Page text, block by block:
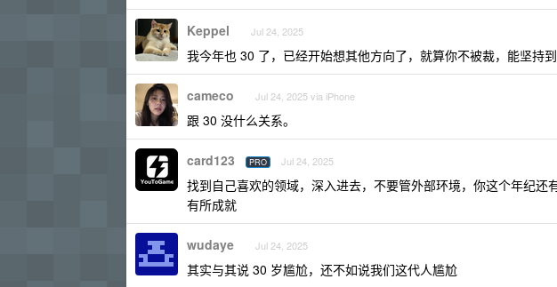
Keppel Jul 24, 2025
我今年也 30 了，已经开始想其他方向了，就算你不被裁，能坚持
cameco Jul 24, 2025 via iPhone
跟 30 没什么关系。
card123 PRO Jul 24, 2025
找到自己喜欢的领域，深入进去，不要管外部环境，你这个年纪还
有所成就
wudaye Jul 24, 2025
其实与其说 30 岁尴尬，还不如说我们这代人尴尬